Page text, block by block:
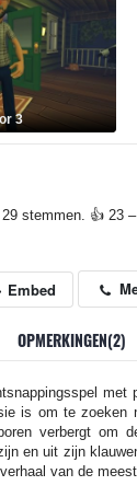
3
stemmen. 👍 23
Embed
OPMERKINGEN(2)
is om te
verbergt om
en uit zijn
van de